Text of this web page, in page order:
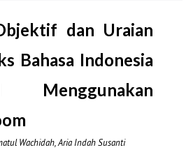
dan Uraian
Bahasa Indonesia
Wachidah, Aria Indah Susanti